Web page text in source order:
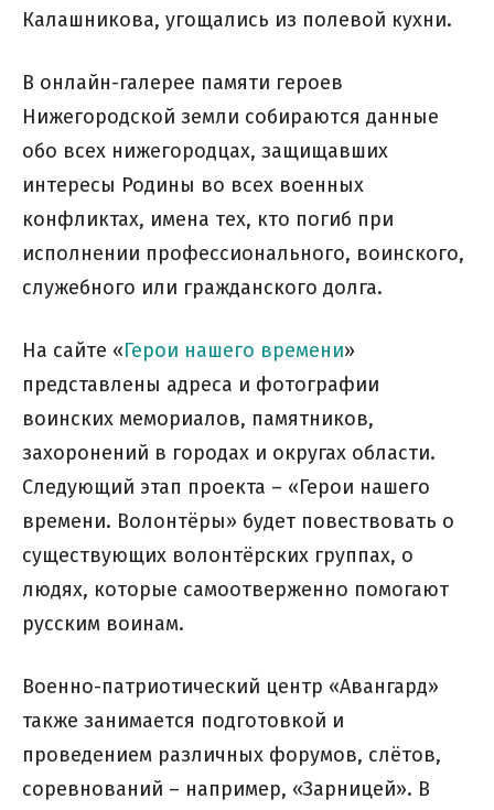
Калашникова, угощались из полевой кухни.
В онлайн-галерее памяти героев
Нижегородской земли собираются данные
обо всех нижегородцах, защищавших
интересы Родины во всех военных
конфликтах, имена тех, кто погиб при
исполнении профессионального, воинского,
служебного или гражданского долга.
На сайте «Герои нашего времени»
представлены адреса и фотографии
воинских мемориалов, памятников,
захоронений в городах и округах области.
Следующий этап проекта – «Герои нашего
времени. Волонтёры» будет повествовать о
существующих волонтёрских группах, о
людях, которые самоотверженно помогают
русским воинам.
Военно-патриотический центр «Авангард»
также занимается подготовкой и
проведением различных форумов, слётов,
соревнований – например, «Зарницей». В